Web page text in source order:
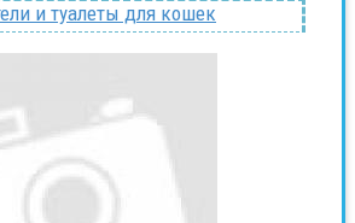
и туалеты для кошек